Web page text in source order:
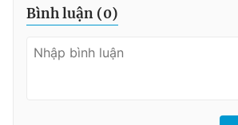
Bình luận (0)